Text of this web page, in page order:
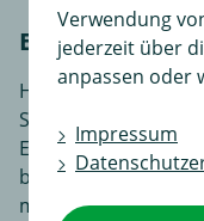
Hier finden Sie
Sprachen, je nach
Einbauhilfen und
bzw. Anbau des
macht.
Verwendung
jederzeit über
anpassen oder
Impressum